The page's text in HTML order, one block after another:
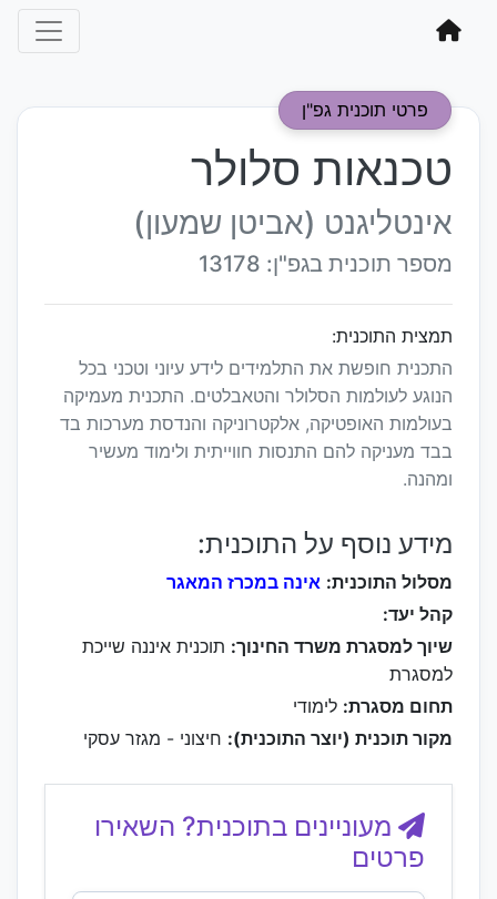
פרטי תוכנית גפ"ן
טכנאות סלולר
אינטליגנט (אביטן שמעון)
מספר תוכנית בגפ"ן: 13178
תמצית התוכנית:
התכנית חופשת את התלמידים לידע עיוני וטכני בכל
הנוגע לעולמות הסלולר והטאבלטים. התכנית מעמיקה
בעולמות האופטיקה, אלקטרוניקה והנדסת מערכות בד
בבד מעניקה להם התנסות חווייתית ולימוד מעשיר
ומהנה.
מידע נוסף על התוכנית:
מסלול התוכנית: אינה במכרז המאגר
קהל יעד:
שיוך למסגרת משרד החינוך: תוכנית איננה שייכת
למסגרת
תחום מסגרת: לימודי
מקור תוכנית (יוצר התוכנית): חיצוני - מגזר עסקי
מעוניינים בתוכנית? השאירו
פרטים